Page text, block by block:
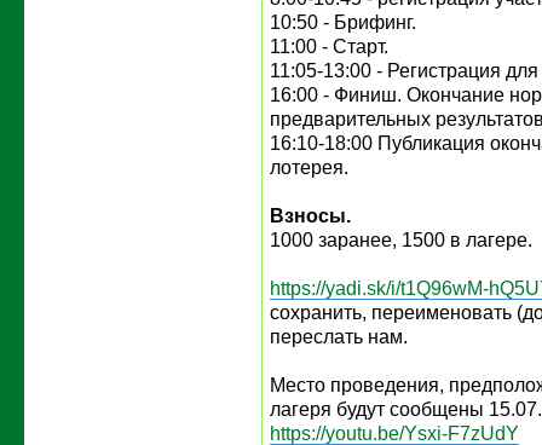
10:50 - Брифинг.
11:00 - Старт.
11:05-13:00 - Регистрация
16:00 - Финиш. Окончание
предварительных
16:10-18:00 Публикация
лотерея.
Взносы.
1000 заранее, 1500 в лагере.
https://yadi.sk/i/t1Q96wM-
сохранить, переименовать
переслать нам.
Место проведения,
лагеря будут сообщены
https://youtu.be/Ysxi-F7zUdY